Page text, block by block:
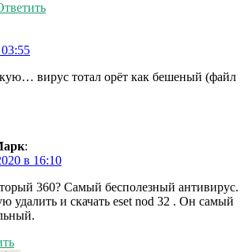
вирус тотал орёт как бешеный (файл
:
в 16:10
360? Самый бесполезный антивирус.
удалить и скачать eset nod 32 . Он самый